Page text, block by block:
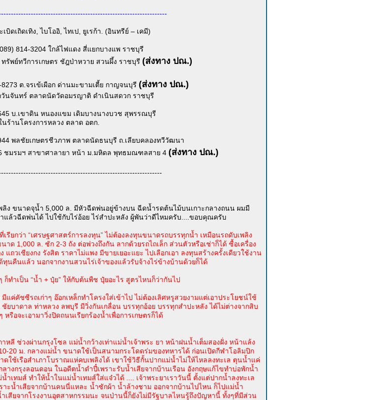
ดเถิดเทิง, ไบโออิ, ไทเป, ยูเรก้า. (อินทรีย์ – เคมี)
814-3204 ใกล้ไฟแดง สี่แยกบางแพ ราชบุรี
รัพย์ทวีการเกษตร ชัฎป่าหวาย สวนผึ้ง ราชบุรี (ส่งทาง ปณ.)
ต.จรเข้เผือก ด่านมะขามเตี้ย กาญจนบุรี (ส่งทาง ปณ.)
วันจันทร์ ตลาดนัดวัดอมรญาติ ดำเนินสดวก ราชบุรี
บ.เขาดิน หนองแขม เดิมบางนางบวช สุพรรณบุรี
ร้านโครงการหลวง ตลาด อตก.
พลชัยเกษตรชีวภาพ ตลาดนัดธนบุรี ถ.เลียบคลองทวีวัฒนา
ชมรมฯ สาขาศาลายา หน้า ม.มหิดล พุทธมณฑลสาย 4 (ส่งทาง ปณ.)
ลิง ขนาดจุน้ำ 5,000 ล. มีหัวฉีดพ่นอยู่ข้างบน ฉีดน้ำรดต้นไม้บนเกาะกลางถนน ผมมี
แล้วฉีดพ่นได้ ไปใช้กับไร่อ้อย ไร่สำปะหลัง ผู้พันว่าดีไหมครับ....ขอบคุณครับ
รียกว่า “เศรษฐศาสตร์การลงทุน” ไม่ต้องลงทุนขนาดรถบรรทุกน้ำ เหมือนรถดับเพลิง
าด 1,000 ล. ซัก 2-3 ถัง ต่อพ่วงถึงกัน ลากด้วยรถไถเล็ก ส่วนตัวหรือเช่าก็ได้ ซื้อเครื่อง
ถวเชียงกง รังสิต ราคาไม่แพง มีขายเยอะแยะ ไปเลือกเอา ลงทุนสร้างครั้งเดียวใช้งาน
ทุนคืนแล้ว นอกจากงานสวนไร่เจ้าของแล้วรับจ้างไร่ข้างบ้านด้วยก็ได้
ก็ทำเป็น “น้ำ + ปุ๋ย” ให้กับต้นพืช ปุ๋ยอะไร สูตรไหนก็ว่ากันไป
แค่คัชซีรถเก่าๆ อ๊อกเหล็กทำโครงใส่เข้าไป ไม่ต้องเลิศหรูสวยงามแต่เอาประโยชน์ใช้
ยบาดาล ท่าหลวง ลพบุรี มีวิ่งกันเกลื่อน บรรทุกอ้อย บรรทุกสำปะหลัง ได้ไม่ต่างจากสิบ
รือจะเอามาวิ่งปิดถนนเรียกร้องน้ำเพื่อการเกษตรก็ได้
หลี ช่วงผ่านกรุงโซล แม่น้ำกว้างเท่าแม่น้ำเจ้าพระ ยา หน้าฝนน้ำเต็มสองฝั่ง หน้าแล้ง
20 ม. กลางแม่น้ำ ขนาดใช้เป็นสนามกระโดดร่มของทหารได้ ก่อนเปิดกีฬาโอลิมปิก
ดใช้เรือสำเภาโบราณแห่คบเพลิงได้ เขาใช้วิธีกั้นปากแม่น้ำไม่ให้ไหลลงทะเล ตุนน้ำแค่
างกรุงลอนดอน ในอดีตน้ำดำปี๋เพราะรับน้ำเสียจากบ้านเรือน อังกฤษแก้ไขทำบ่อพักน้ำ
ำเทมส์ ทำให้น้ำในแม่น้ำเทมส์ใส่แจ๋วได้ .... เจ้าพระยาเราวันนี้ ตั้งแต่ปากน้ำลงทะเล
ะน้ำเสียจากบ้านคนนี่แหละ น้ำซักผ้า น้ำล้างชาม ออกจากบ้านไปไหน ก็ไปแม่น้ำ
ำเสียจากโรงงานอุตสาหกรรมนะ จนป่านนี้ก็ยังไม่มีรัฐบาลไหนรู้ถึงปัญหานี้ ทั้งๆที่มีส่วน